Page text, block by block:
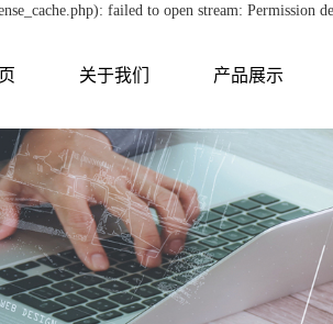
failed to open stream:
关于我们 产品展示